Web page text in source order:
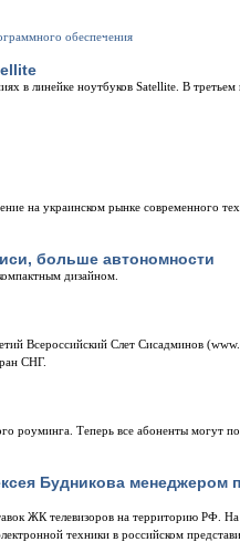
в линейке ноутбуков Satellite. В третьем
на украинском рынке современного
больше автономности
дизайном.
Всероссийский Слет Сисадминов
СНГ.
роуминга. Теперь все абоненты могут
Будникова менеджером
ЖК телевизоров на территорию РФ.
техники в российском